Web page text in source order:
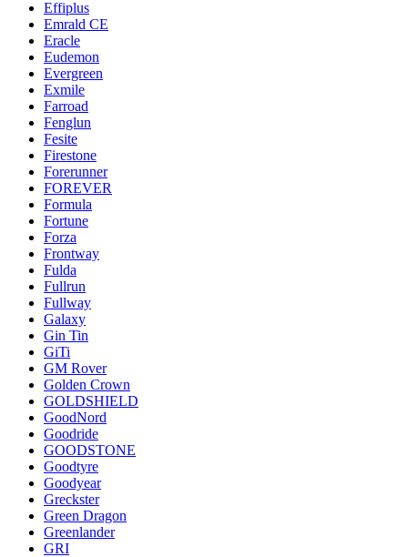
Effiplus
Emrald СЕ
Eracle
Eudemon
Evergreen
Exmile
Farroad
Fenglun
Fesite
Firestone
Forerunner
FOREVER
Formula
Fortune
Forza
Frontway
Fulda
Fullrun
Fullway
Galaxy
Gin Tin
GiTi
GM Rover
Golden Crown
GOLDSHIELD
GoodNord
Goodride
GOODSTONE
Goodtyre
Goodyear
Greckster
Green Dragon
Greenlander
GRI